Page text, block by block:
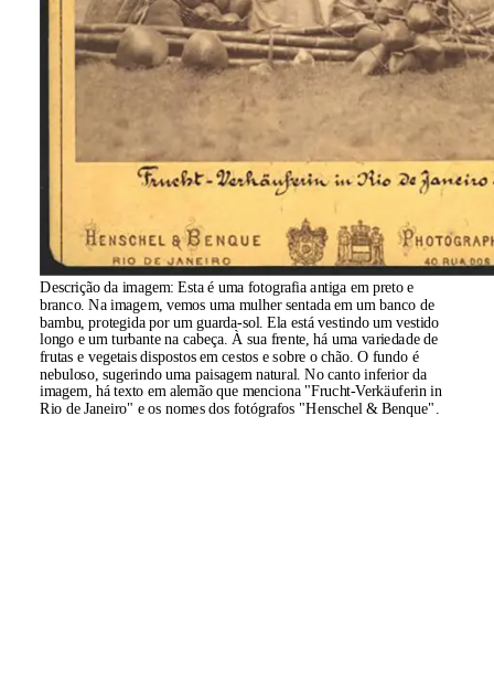
Descrição da imagem:Esta é uma fotografia antiga em preto e
branco. Na imagem, vemos uma mulher sentada em um banco de
bambu, protegida por um guarda-sol. Ela está vestindo um vestido
longo e um turbante na cabeça. À sua frente, há uma variedade de
frutas e vegetais dispostos em cestos e sobre o chão. O fundo é
nebuloso, sugerindo uma paisagem natural. No canto inferior da
imagem, há texto em alemão que menciona "Frucht-Verkäuferin in
Rio de Janeiro" e os nomes dos fotógrafos "Henschel & Benque".